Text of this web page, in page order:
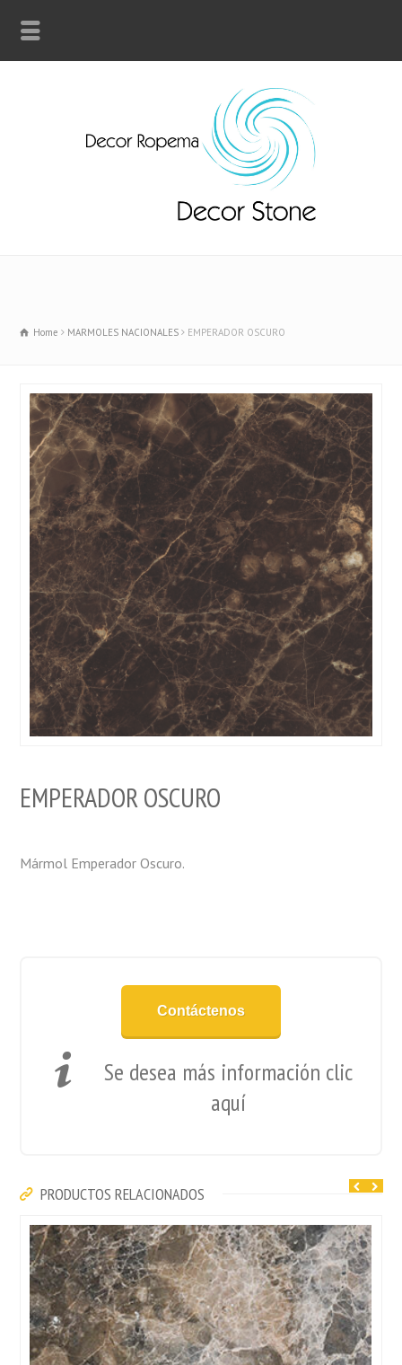
Home MARMOLES NACIONALES EMPERADOR OSCURO
EMPERADOR OSCURO
Mármol Emperador Oscuro.
Contáctenos
Se desea más información clic
aquí
PRODUCTOS RELACIONADOS